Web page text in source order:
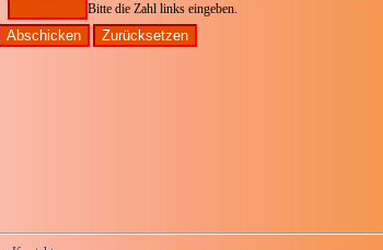
Bitte die Zahl links eingeben.